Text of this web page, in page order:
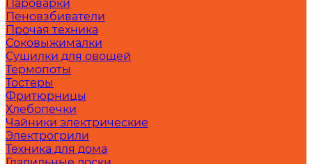
Пароварки
Пеновзбиватели
Прочая техника
Соковыжималки
Сушилки для овощей
Термопоты
Тостеры
Фритюрницы
Хлебопечки
Чайники электрические
Электрогрили
Техника для дома